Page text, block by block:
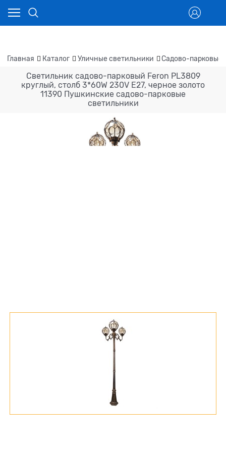
Главная Каталог Уличные светильники Садово-парковые
Светильник садово-парковый Feron PL3809
круглый, столб 3*60W 230V E27, черное золото
11390 Пушкинские садово-парковые
светильники